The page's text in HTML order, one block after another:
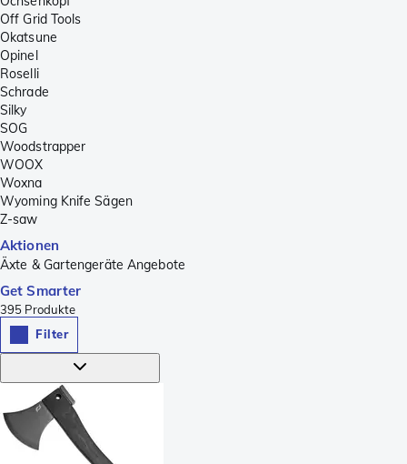
Off Grid Tools
Okatsune
Opinel
Roselli
Schrade
Silky
SOG
Woodstrapper
WOOX
Woxna
Wyoming Knife Sägen
Z-saw
Aktionen
Äxte & Gartengeräte Angebote
Get Smarter
395 Produkte
Filter